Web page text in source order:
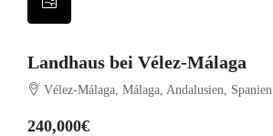
Landhaus bei Vélez-Málaga
Vélez-Málaga, Málaga, Andalusien, Spanien
240,000€